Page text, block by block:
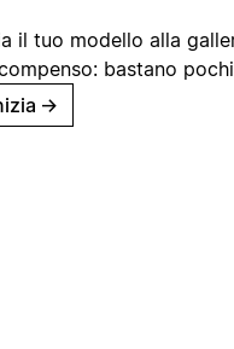
il tuo modello alla
bastano
→